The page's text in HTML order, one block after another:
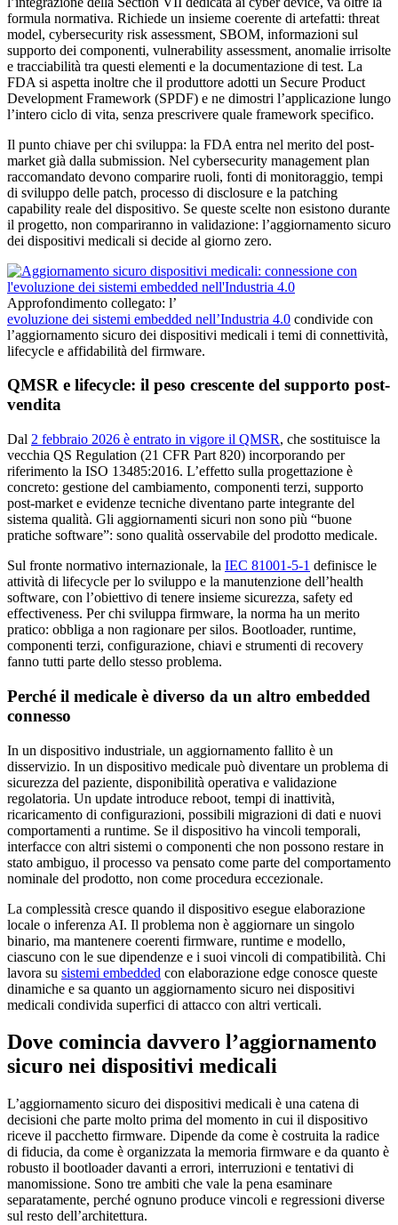
formula normativa. Richiede un insieme coerente di artefatti: threat
model, cybersecurity risk assessment, SBOM, informazioni sul
supporto dei componenti, vulnerability assessment, anomalie irrisolte
e tracciabilità tra questi elementi e la documentazione di test. La
FDA si aspetta inoltre che il produttore adotti un Secure Product
Development Framework (SPDF) e ne dimostri l’applicazione lungo
l’intero ciclo di vita, senza prescrivere quale framework specifico.
Il punto chiave per chi sviluppa: la FDA entra nel merito del post-
market già dalla submission. Nel cybersecurity management plan
raccomandato devono comparire ruoli, fonti di monitoraggio, tempi
di sviluppo delle patch, processo di disclosure e la patching
capability reale del dispositivo. Se queste scelte non esistono durante
il progetto, non compariranno in validazione: l’aggiornamento sicuro
dei dispositivi medicali si decide al giorno zero.
Approfondimento collegato: l’
evoluzione dei sistemi embedded nell’Industria 4.0 condivide con
l’aggiornamento sicuro dei dispositivi medicali i temi di connettività,
lifecycle e affidabilità del firmware.
QMSR e lifecycle: il peso crescente del supporto post-
vendita
Dal 2 febbraio 2026 è entrato in vigore il QMSR, che sostituisce la
vecchia QS Regulation (21 CFR Part 820) incorporando per
riferimento la ISO 13485:2016. L’effetto sulla progettazione è
concreto: gestione del cambiamento, componenti terzi, supporto
post-market e evidenze tecniche diventano parte integrante del
sistema qualità. Gli aggiornamenti sicuri non sono più “buone
pratiche software”: sono qualità osservabile del prodotto medicale.
Sul fronte normativo internazionale, la IEC 81001-5-1 definisce le
attività di lifecycle per lo sviluppo e la manutenzione dell’health
software, con l’obiettivo di tenere insieme sicurezza, safety ed
effectiveness. Per chi sviluppa firmware, la norma ha un merito
pratico: obbliga a non ragionare per silos. Bootloader, runtime,
componenti terzi, configurazione, chiavi e strumenti di recovery
fanno tutti parte dello stesso problema.
Perché il medicale è diverso da un altro embedded
connesso
In un dispositivo industriale, un aggiornamento fallito è un
disservizio. In un dispositivo medicale può diventare un problema di
sicurezza del paziente, disponibilità operativa e validazione
regolatoria. Un update introduce reboot, tempi di inattività,
ricaricamento di configurazioni, possibili migrazioni di dati e nuovi
comportamenti a runtime. Se il dispositivo ha vincoli temporali,
interfacce con altri sistemi o componenti che non possono restare in
stato ambiguo, il processo va pensato come parte del comportamento
nominale del prodotto, non come procedura eccezionale.
La complessità cresce quando il dispositivo esegue elaborazione
locale o inferenza AI. Il problema non è aggiornare un singolo
binario, ma mantenere coerenti firmware, runtime e modello,
ciascuno con le sue dipendenze e i suoi vincoli di compatibilità. Chi
lavora su sistemi embedded con elaborazione edge conosce queste
dinamiche e sa quanto un aggiornamento sicuro nei dispositivi
medicali condivida superfici di attacco con altri verticali.
Dove comincia davvero l’aggiornamento
sicuro nei dispositivi medicali
L’aggiornamento sicuro dei dispositivi medicali è una catena di
decisioni che parte molto prima del momento in cui il dispositivo
riceve il pacchetto firmware. Dipende da come è costruita la radice
di fiducia, da come è organizzata la memoria firmware e da quanto è
robusto il bootloader davanti a errori, interruzioni e tentativi di
manomissione. Sono tre ambiti che vale la pena esaminare
separatamente, perché ognuno produce vincoli e regressioni diverse
sul resto dell’architettura.